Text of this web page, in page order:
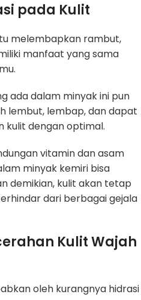
pada Kulit
melembapkan rambut,
manfaat yang sama
ada dalam minyak ini pun
lembut, lembap, dan dapat
kulit dengan optimal.
vitamin dan asam
minyak kemiri bisa
demikian, kulit akan tetap
dari berbagai gejala
Kulit Wajah
oleh kurangnya hidrasi